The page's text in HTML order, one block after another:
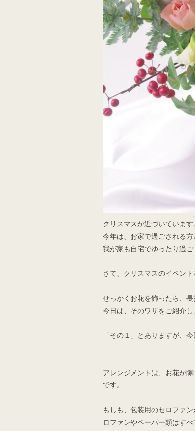
クリスマスが近づいています
今年は、お家で過ごされる方
我が家も自宅でゆったり過ご
さて、クリスマスのイベン
せっかくお花を飾ったら、長
今日は、そのワザをご紹介し
「その１」とありますが、
アレンジメントは、お花が
です。
もしも、包装用のセロファ
ロファンやペーパー類はすべ